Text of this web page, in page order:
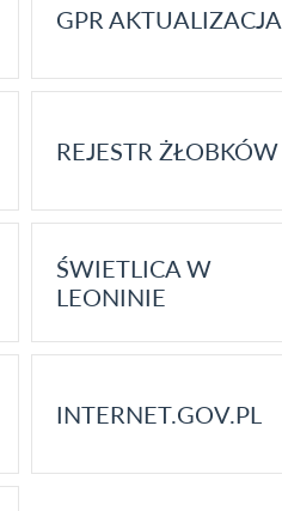
GPR AKTUALIZACJA
REJESTR ŻŁOBKÓW
ŚWIETLICA W
LEONINIE
INTERNET.GOV.PL